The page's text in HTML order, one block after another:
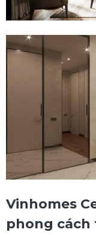
Vinhomes
phong cách